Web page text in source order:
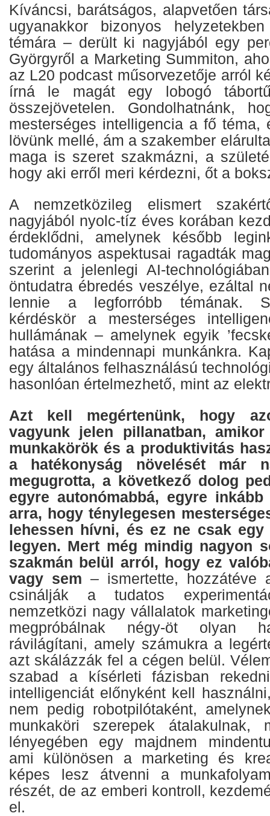
Kíváncsi, barátságos, alapvetően
ugyanakkor bizonyos
témára – derült ki nagyjából egy
Györgyről a Marketing Summiton,
az L20 podcast műsorvezetője arról
írná le magát egy lobogó
összejövetelen. Gondolhatnánk,
mesterséges intelligencia a fő téma,
lövünk mellé, ám a szakember
maga is szeret szakmázni, a
hogy aki erről meri kérdezni, őt a
A nemzetközileg elismert
nagyjából nyolc-tíz éves korában
érdeklődni, amelynek később
tudományos aspektusai ragadták
szerint a jelenlegi AI-
öntudatra ébredés veszélye, ezáltal
lennie a legforróbb témának.
kérdéskör a mesterséges
hullámának – amelynek egyik
hatása a mindennapi munkánkra.
egy általános felhasználású
hasonlóan értelmezhető, mint az
Azt kell megértenünk, hogy
vagyunk jelen pillanatban,
munkakörök és a produktivitás
a hatékonyság növelését már
megugrotta, a következő dolog
egyre autonómabbá, egyre
arra, hogy ténylegesen
lehessen hívni, és ez ne csak egy
legyen. Mert még mindig nagyon
szakmán belül arról, hogy ez
vagy sem – ismertette, hozzátéve
csinálják a tudatos
nemzetközi nagy vállalatok
megpróbálnak négy-öt olyan
rávilágítani, amely számukra a
azt skálázzák fel a cégen belül.
szabad a kísérleti fázisban
intelligenciát előnyként kell
nem pedig robotpilótaként,
munkaköri szerepek átalakulnak,
lényegében egy majdnem
ami különösen a marketing és
képes lesz átvenni a
részét, de az emberi kontroll,
el.